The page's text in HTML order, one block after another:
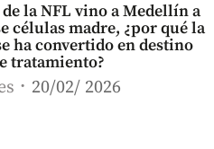
la NFL vino a Medellín a
células madre, ¿por qué la
ha convertido en destino
tratamiento?
20/02/ 2026